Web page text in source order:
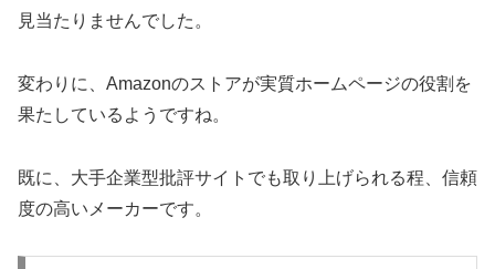
見当たりませんでした。
変わりに、Amazonのストアが実質ホームページの役割を
果たしているようですね。
既に、大手企業型批評サイトでも取り上げられる程、信頼
度の高いメーカーです。